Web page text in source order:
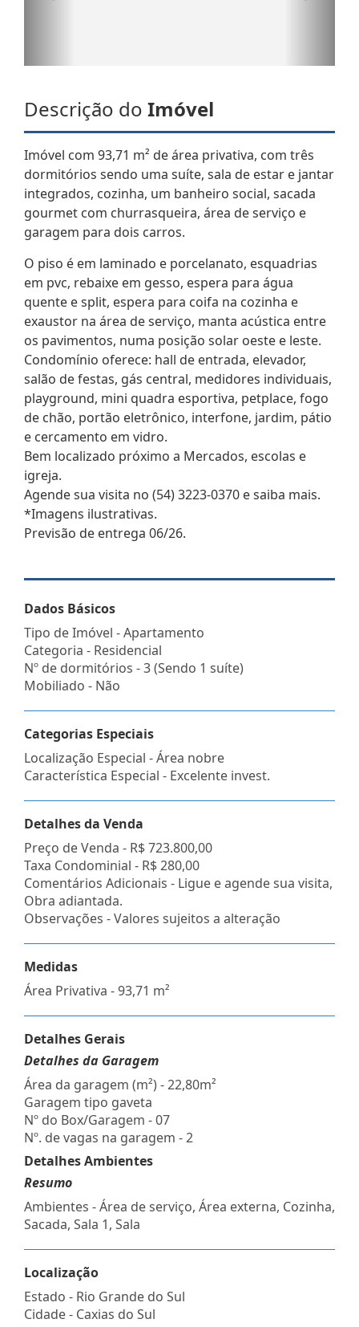
Descrição do Imóvel
Imóvel com 93,71 m² de área privativa, com três
dormitórios sendo uma suíte, sala de estar e jantar
integrados, cozinha, um banheiro social, sacada
gourmet com churrasqueira, área de serviço e
garagem para dois carros.
O piso é em laminado e porcelanato, esquadrias
em pvc, rebaixe em gesso, espera para água
quente e split, espera para coifa na cozinha e
exaustor na área de serviço, manta acústica entre
os pavimentos, numa posição solar oeste e leste.
Condomínio oferece: hall de entrada, elevador,
salão de festas, gás central, medidores individuais,
playground, mini quadra esportiva, petplace, fogo
de chão, portão eletrônico, interfone, jardim, pátio
e cercamento em vidro.
Bem localizado próximo a Mercados, escolas e
igreja.
Agende sua visita no (54) 3223-0370 e saiba mais.
*Imagens ilustrativas.
Previsão de entrega 06/26.
Dados Básicos
Tipo de Imóvel - Apartamento
Categoria - Residencial
Nº de dormitórios - 3 (Sendo 1 suíte)
Mobiliado - Não
Categorias Especiais
Localização Especial - Área nobre
Característica Especial - Excelente invest.
Detalhes da Venda
Preço de Venda - R$ 723.800,00
Taxa Condominial - R$ 280,00
Comentários Adicionais - Ligue e agende sua visita,
Obra adiantada.
Observações - Valores sujeitos a alteração
Medidas
Área Privativa - 93,71 m²
Detalhes Gerais
Detalhes da Garagem
Área da garagem (m²) - 22,80m²
Garagem tipo gaveta
Nº do Box/Garagem - 07
Nº. de vagas na garagem - 2
Detalhes Ambientes
Resumo
Ambientes - Área de serviço, Área externa, Cozinha,
Sacada, Sala 1, Sala
Localização
Estado - Rio Grande do Sul
Cidade - Caxias do Sul